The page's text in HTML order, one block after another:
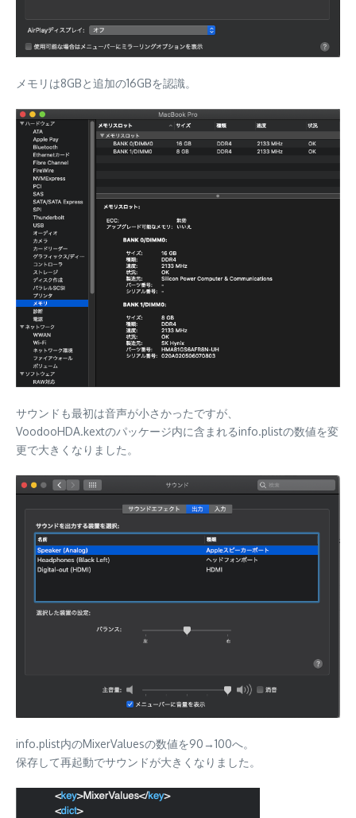
メモリは8GBと追加の16GBを認識。
サウンドも最初は音声が小さかったですが、
VoodooHDA.kextのパッケージ内に含まれるinfo.plistの数値を変
更で大きくなりました。
info.plist内のMixerValuesの数値を90→100へ。
保存して再起動でサウンドが大きくなりました。